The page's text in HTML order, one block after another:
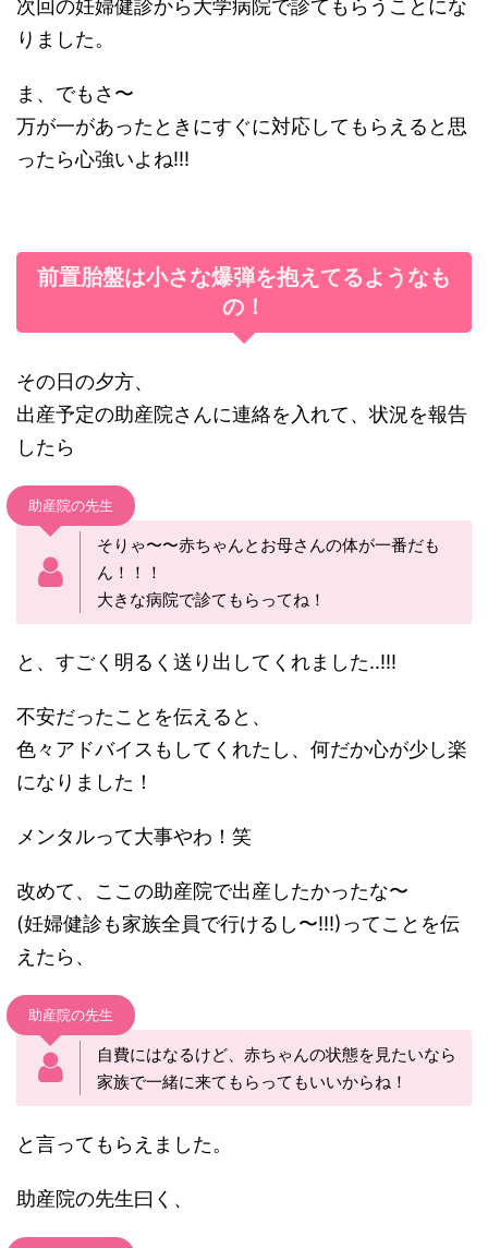
次回の妊婦健診から大学病院で診てもらうことにな
りました。
ま、でもさ〜
万が一があったときにすぐに対応してもらえると思
ったら心強いよね!!!
前置胎盤は小さな爆弾を抱えてるようなも
の！
その日の夕方、
出産予定の助産院さんに連絡を入れて、状況を報告
したら
助産院の先生
そりゃ〜〜赤ちゃんとお母さんの体が一番だも
ん！！！
大きな病院で診てもらってね！
と、すごく明るく送り出してくれました‥!!!
不安だったことを伝えると、
色々アドバイスもしてくれたし、何だか心が少し楽
になりました！
メンタルって大事やわ！笑
改めて、ここの助産院で出産したかったな〜
(妊婦健診も家族全員で行けるし〜!!!)ってことを伝
えたら、
助産院の先生
自費にはなるけど、赤ちゃんの状態を見たいなら
家族で一緒に来てもらってもいいからね！
と言ってもらえました。
助産院の先生曰く、